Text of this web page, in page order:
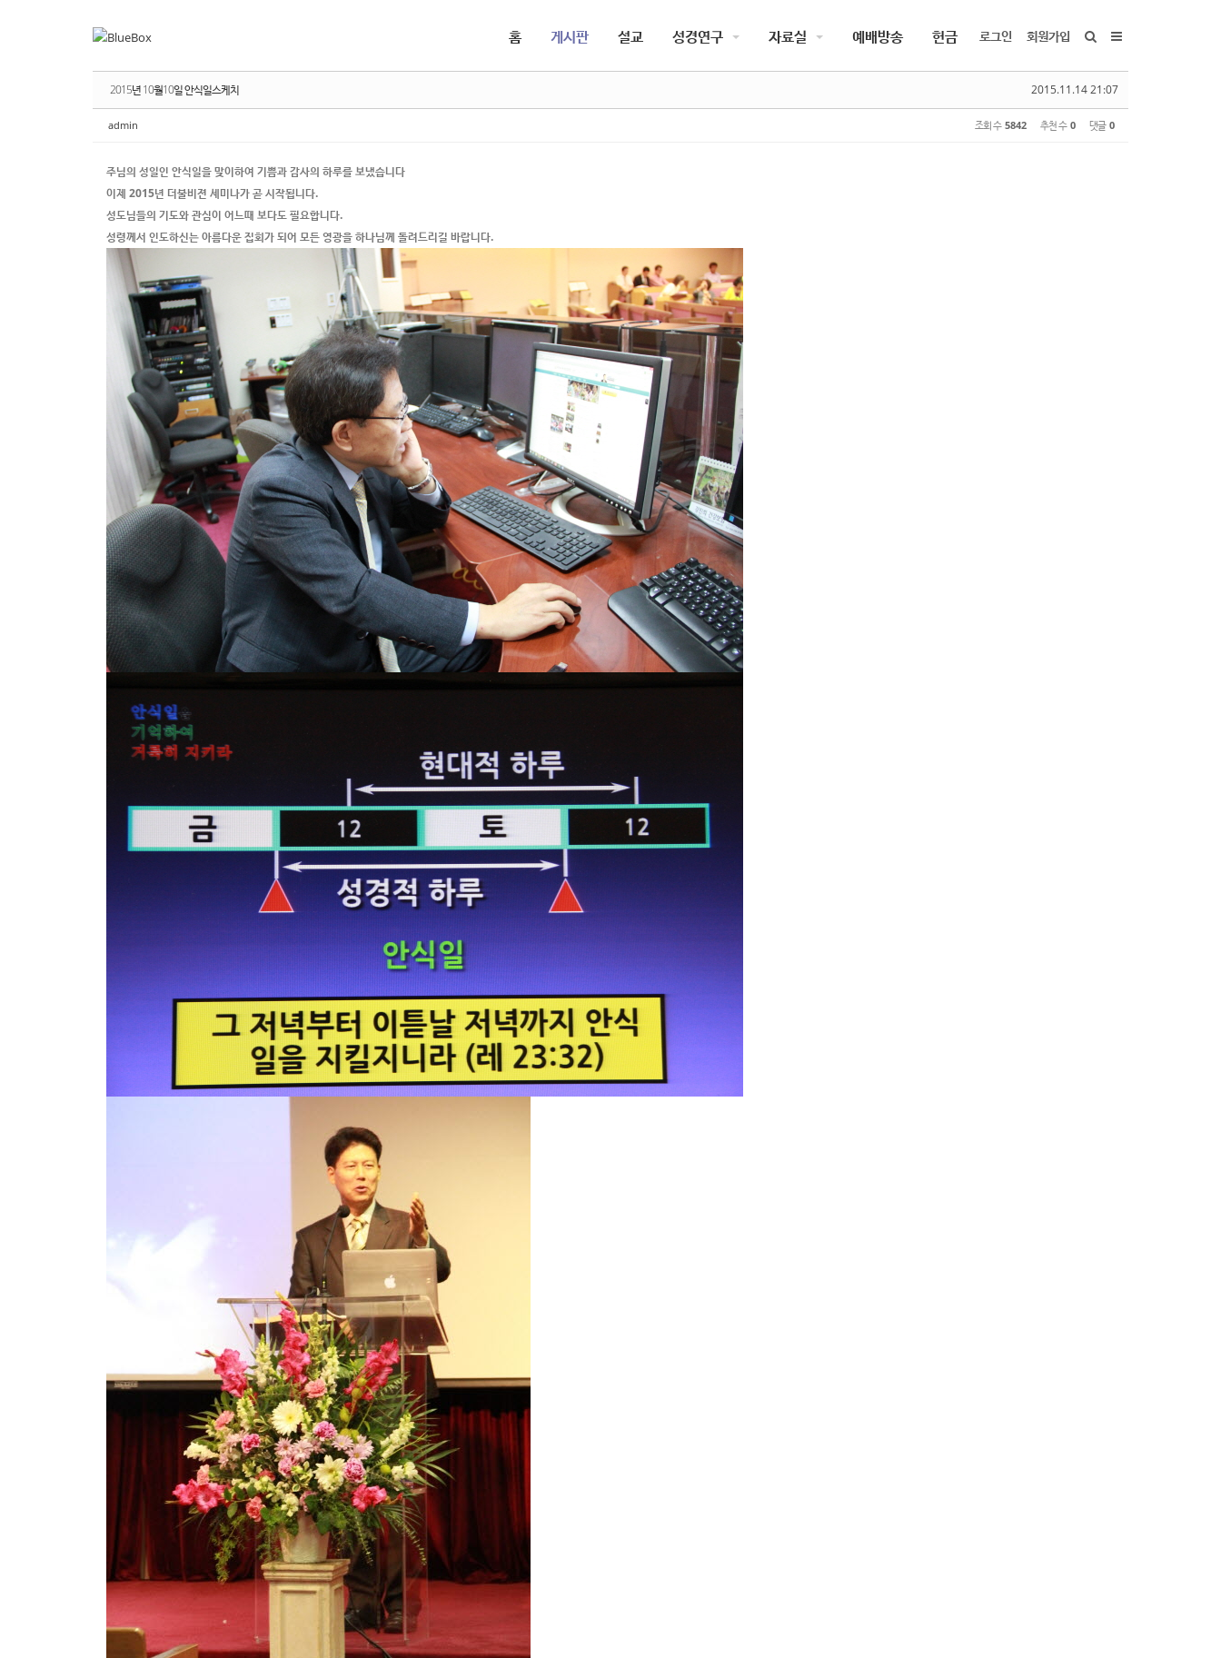
홈 게시판 설교 성경연구 자료실 예배방송 헌금 로그인 회원가입
2015.11.14 21:07
2015년 10월10일 안식일스케치
admin 조회 수 5842 추천 수 0 댓글 0
주님의 성일인 안식일을 맞이하여 기쁨과 감사의 하루를 보냈습니다
이제 2015년 더불비젼 세미나가 곧 시작됩니다.
성도님들의 기도와 관심이 어느때 보다도 필요합니다.
성령께서 인도하신는 아름다운 집회가 되어 모든 영광을 하나님께 돌려드리길 바랍니다.
스케치북5
Sketchbook5,
스케치북5
스케치북5
Sketchbook5,
스케치북5